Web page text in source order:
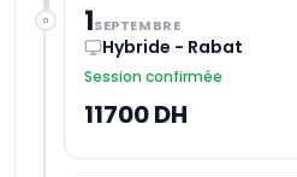
1SEPTEMBRE
Hybride - Rabat
Session confirmée
11700 DH